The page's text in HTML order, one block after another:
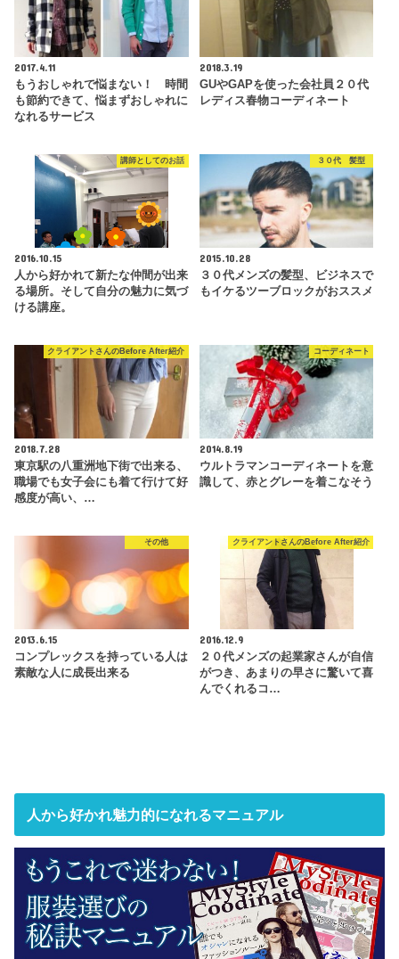
2017.4.11
もうおしゃれで悩まない！ 時間
も節約できて、悩まずおしゃれに
なれるサービス
2018.3.19
GUやGAPを使った会社員２０代
レディス春物コーディネート
講師としてのお話
2016.10.15
人から好かれて新たな仲間が出来
る場所。そして自分の魅力に気づ
ける講座。
３０代 髪型
2015.10.28
３０代メンズの髪型、ビジネスで
もイケるツーブロックがおススメ
クライアントさんのBefore After紹介
2018.7.28
東京駅の八重洲地下街で出来る、
職場でも女子会にも着て行けて好
感度が高い、…
コーディネート
2014.8.19
ウルトラマンコーディネートを意
識して、赤とグレーを着こなそう
その他
2013.6.15
コンプレックスを持っている人は
素敵な人に成長出来る
クライアントさんのBefore After紹介
2016.12.9
２０代メンズの起業家さんが自信
がつき、あまりの早さに驚いて喜
んでくれるコ…
人から好かれ魅力的になれるマニュアル